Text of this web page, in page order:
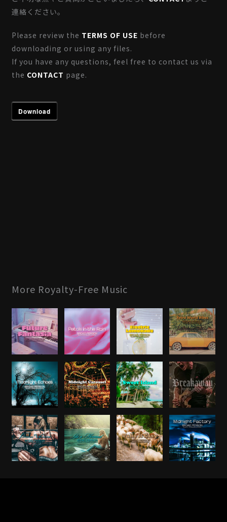
連絡ください。
Please review the TERMS OF USE before
downloading or using any files.
If you have any questions, feel free to contact us via
the CONTACT page.
Download
More Royalty-Free Music